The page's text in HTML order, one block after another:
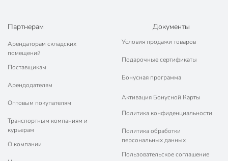
Партнерам
Арендаторам складских
помещений
Поставщикам
Арендодателям
Оптовым покупателям
Транспортным компаниям и
курьерам
О компании
Документы
Условия продажи товаров
Подарочные сертификаты
Бонусная программа
Активация Бонусной Карты
Политика конфиденциальности
Политика обработки
персональных данных
Пользовательское соглашение